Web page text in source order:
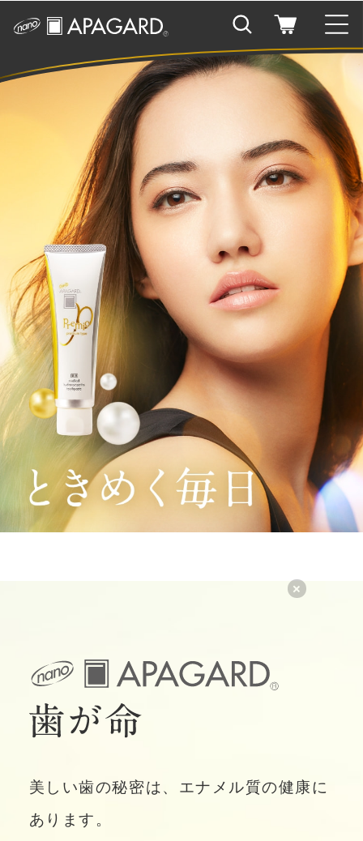
WHAT’S APAGARD
アパガードとは
アパガードの歩み
PRODUCTS
製品情報
目的から商品を探す ONLINE SHOP
HELPFUL HINTS
歯が命コラム
ORALPEDIA
歯の事典：オーラルペディア
Q&A
よくあるご質問
ニュース
美しい歯の秘密は、エナメル質の健康に
あります。